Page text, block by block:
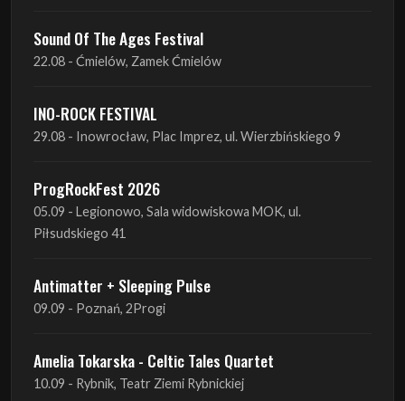
Sound Of The Ages Festival
22.08 - Ćmielów, Zamek Ćmielów
INO-ROCK FESTIVAL
29.08 - Inowrocław, Plac Imprez, ul. Wierzbińskiego 9
ProgRockFest 2026
05.09 - Legionowo, Sala widowiskowa MOK, ul.
Piłsudskiego 41
Antimatter + Sleeping Pulse
09.09 - Poznań, 2Progi
Amelia Tokarska - Celtic Tales Quartet
10.09 - Rybnik, Teatr Ziemi Rybnickiej